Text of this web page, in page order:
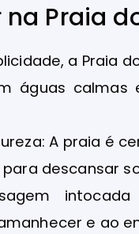
na Praia
a Praia
águas
A praia é
descansar
e ao